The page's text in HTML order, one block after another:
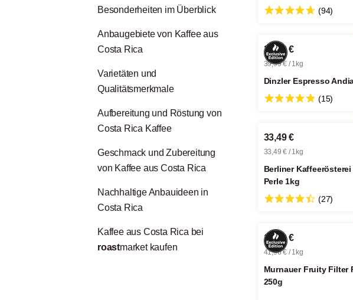
Besonderheiten im Überblick
Anbaugebiete von Kaffee aus
Costa Rica
Varietäten und
Qualitätsmerkmale
Aufbereitung und Röstung von
Costa Rica Kaffee
Geschmack und Zubereitung
von Kaffee aus Costa Rica
Nachhaltige Anbauideen in
Costa Rica
Kaffee aus Costa Rica bei
roastmarket kaufen
(94)
39,99 €
39,99 € / 1kg
Dinzler Espresso
(15)
33,49 €
33,49 € / 1kg
Berliner
Perle 1kg
(27)
10,49 €
41,96 € / 1kg
Murnauer Fruity Filter
250g